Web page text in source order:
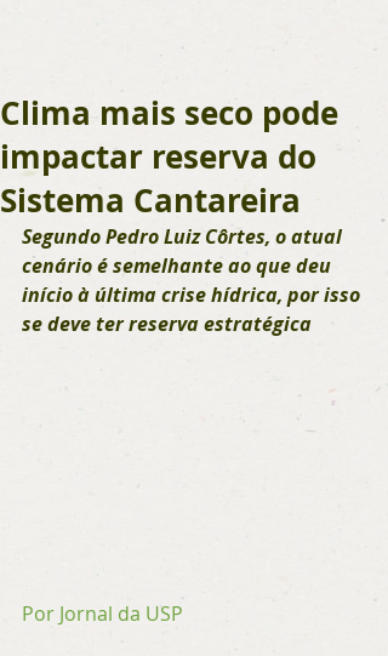
Clima mais seco pode
impactar reserva do
Sistema Cantareira
Segundo Pedro Luiz Côrtes, o atual
cenário é semelhante ao que deu
início à última crise hídrica, por isso
se deve ter reserva estratégica
Por Jornal da USP